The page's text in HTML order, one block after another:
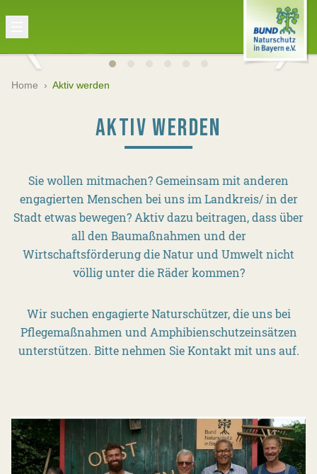
Home › Aktiv werden
AKTIV WERDEN
Sie wollen mitmachen? Gemeinsam mit anderen
engagierten Menschen bei uns im Landkreis/ in der
Stadt etwas bewegen? Aktiv dazu beitragen, dass über
all den Baumaßnahmen und der
Wirtschaftsförderung die Natur und Umwelt nicht
völlig unter die Räder kommen?
Wir suchen engagierte Naturschützer, die uns bei
Pflegemaßnahmen und Amphibienschutzeinsätzen
unterstützen. Bitte nehmen Sie Kontakt mit uns auf.